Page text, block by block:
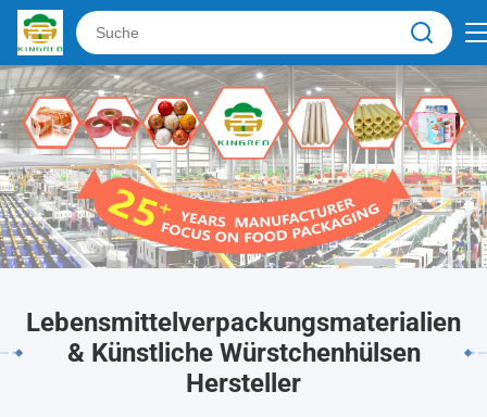
Lebensmittelverpackungsmaterialien
& Künstliche Würstchenhülsen
Hersteller